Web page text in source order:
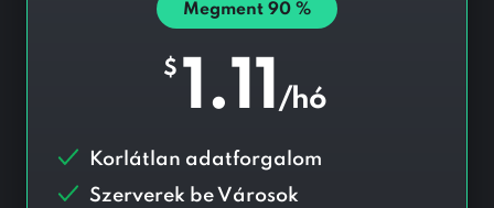
Megment 90 %
$ 1.11/hó
Korlátlan adatforgalom
Szerverek be Városok